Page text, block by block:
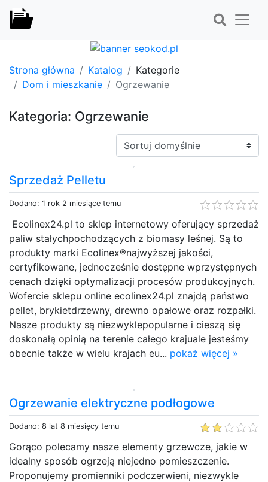
Strona główna Katalog
Kategorie
Dom i mieszkanie
Ogrzewanie
Kategoria: Ogrzewanie
Sortuj:
Sprzedaż Pelletu
Dodano: 1 rok 2 miesiące temu
Ecolinex24.pl to sklep internetowy oferujący sprzedaż
paliw stałychpochodzących z biomasy leśnej. Są to
produkty marki Ecolinex®najwyższej jakości,
certyfikowane, jednocześnie dostępne wprzystępnych
cenach dzięki optymalizacji procesów produkcyjnych.
Wofercie sklepu online ecolinex24.pl znajdą państwo
pellet, brykietdrzewny, drewno opałowe oraz rozpałki.
Nasze produkty są niezwyklepopularne i cieszą się
doskonałą opinią na terenie całego krajuale jesteśmy
obecnie także w wielu krajach eu... pokaż więcej »
Ogrzewanie elektryczne podłogowe
Dodano: 8 lat 8 miesięcy temu
Gorąco polecamy nasze elementy grzewcze, jakie w
idealny sposób ogrzeją niejedno pomieszczenie.
Proponujemy promienniki podczerwieni, niezwykle